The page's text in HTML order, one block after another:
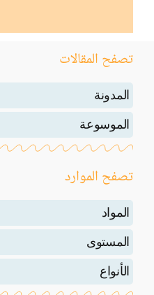
تصفح المقالات
المدونة
الموسوعة
تصفح الموارد
المواد
المستوى
الأنواع